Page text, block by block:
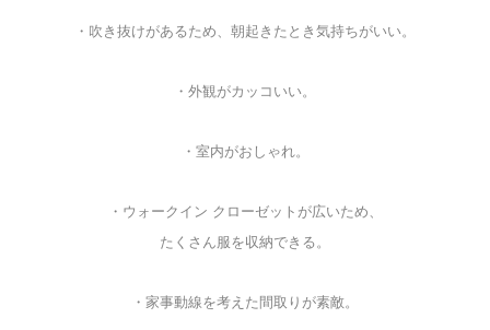
・吹き抜けがあるため、 朝起きたとき気持ちがいい。
・外観がカッコいい。
・室内がおしゃれ。
・ウォークイン クローゼットが広いため、
たくさん服を収納できる。
・家事動線を考えた間取りが素敵。